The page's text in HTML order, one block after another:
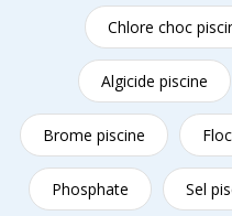
Chlore choc
Algicide piscine
Brome piscine
Phosphate Sel